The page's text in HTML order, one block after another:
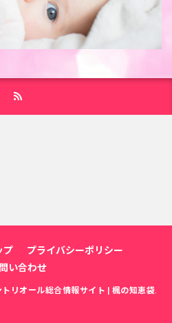
プ
プライバシーポリシー
い合わせ
リオール総合情報サイト | 楓の知恵袋